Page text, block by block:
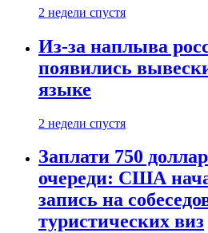
2 недели спустя
Из-за наплыва
появились
языке
2 недели спустя
Заплати 750
очереди: США
запись на
туристических виз